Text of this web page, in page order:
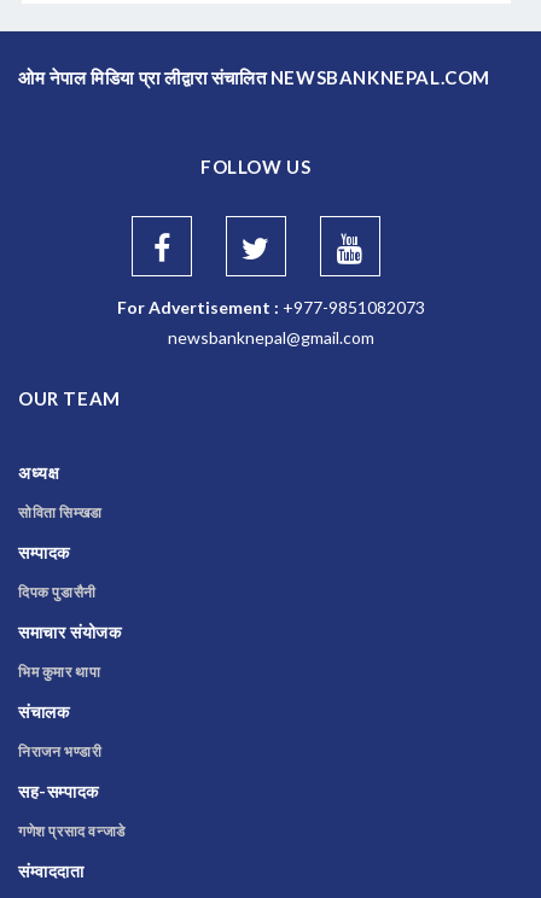
ओम नेपाल मिडिया प्रा लीद्वारा संचालित NEWSBANKNEPAL.COM
FOLLOW US
For Advertisement : +977-9851082073
newsbanknepal@gmail.com
OUR TEAM
अध्यक्ष
सोविता सिम्खडा
सम्पादक
दिपक पुडासैनी
समाचार संयोजक
भिम कुमार थापा
संचालक
निराजन भण्डारी
सह-सम्पादक
गणेश प्रसाद वन्जाडे
संम्वाददाता